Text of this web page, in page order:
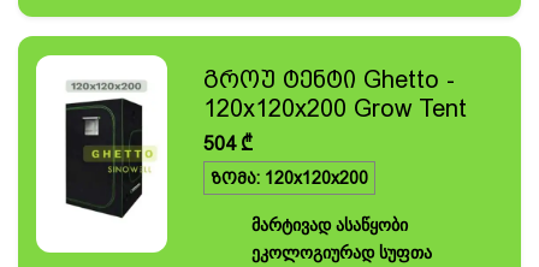
გროუ ტენტი Ghetto -
120x120x200 Grow Tent
504₾
ზომა: 120x120x200
მარტივად ასაწყობი
ეკოლოგიურად სუფთა